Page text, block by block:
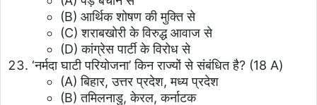
(B) आर्थिक शोषण की मुक्ति से
(C) शराबखोरी के विरुद्ध आवाज से
(D) कांग्रेस पार्टी के विरोध से
‘नर्मदा घाटी परियोजना’ किन राज्यों से संबंधित है? (18 A)
(A) बिहार, उत्तर प्रदेश, मध्य प्रदेश
(B) तमिलनाडु, केरल, कर्नाटक